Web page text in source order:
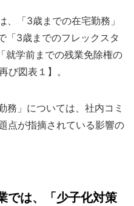
「3歳までの在宅勤務」
「3歳までのフレックスタ
就学前までの残業免除権の
び図表１】。
」については、社内コミ
点が指摘されている影響の
では、「少子化対策